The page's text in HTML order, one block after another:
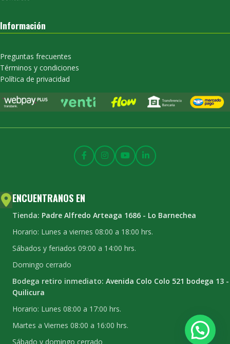
Información
Preguntas frecuentes
Términos y condiciones
Política de privacidad
ENCUENTRANOS EN
Tienda: Padre Alfredo Arteaga 1686 - Lo Barnechea
Horario: Lunes a viernes 08:00 a 18:00 hrs.
Sábados y feriados 09:00 a 14:00 hrs.
Domingo cerrado
Bodega retiro inmediato: Avenida Colo Colo 521 bodega 13 -
Quilicura
Horario: Lunes 08:00 a 17:00 hrs.
Martes a Viernes 08:00 a 16:00 hrs.
Sábado y domingo cerrado